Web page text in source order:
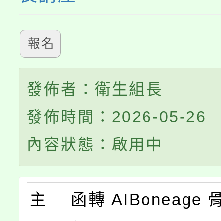
報名
發佈者：衛生組長
發佈時間：2026-05-26
內容狀態：啟用中
主
函轉 AIBoneage